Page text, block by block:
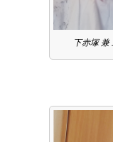
下赤塚 兼